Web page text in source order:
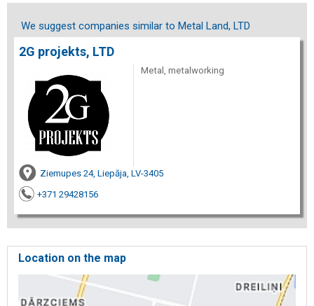
We suggest companies similar to Metal Land, LTD
2G projekts, LTD
Metal, metalworking
Ziemupes 24, Liepāja, LV-3405
+371 29428156
Location on the map